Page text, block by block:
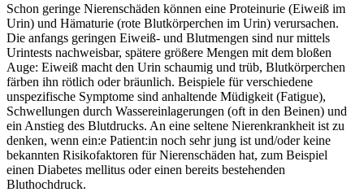
Schon geringe Nierenschäden können eine Proteinurie (Eiweiß im
Urin) und Hämaturie (rote Blutkörperchen im Urin) verursachen.
Die anfangs geringen Eiweiß- und Blutmengen sind nur mittels
Urintests nachweisbar, spätere größere Mengen mit dem bloßen
Auge: Eiweiß macht den Urin schaumig und trüb, Blutkörperchen
färben ihn rötlich oder bräunlich. Beispiele für verschiedene
unspezifische Symptome sind anhaltende Müdigkeit (Fatigue),
Schwellungen durch Wassereinlagerungen (oft in den Beinen) und
ein Anstieg des Blutdrucks. An eine seltene Nierenkrankheit ist zu
denken, wenn ein:e Patient:in noch sehr jung ist und/oder keine
bekannten Risikofaktoren für Nierenschäden hat, zum Beispiel
einen Diabetes mellitus oder einen bereits bestehenden
Bluthochdruck.